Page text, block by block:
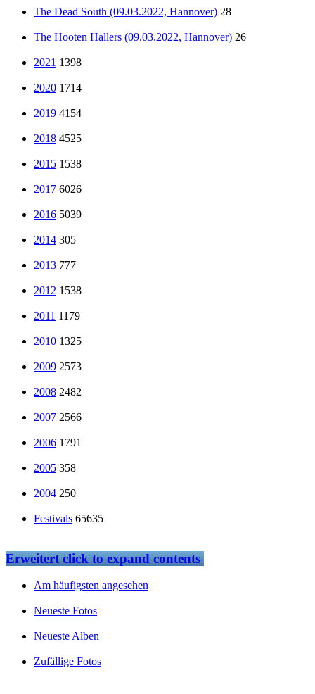
The Dead South (09.03.2022, Hannover) 28
The Hooten Hallers (09.03.2022, Hannover) 26
2021 1398
2020 1714
2019 4154
2018 4525
2015 1538
2017 6026
2016 5039
2014 305
2013 777
2012 1538
2011 1179
2010 1325
2009 2573
2008 2482
2007 2566
2006 1791
2005 358
2004 250
Festivals 65635
Erweitertclick to expand contents
Am häufigsten angesehen
Neueste Fotos
Neueste Alben
Zufällige Fotos